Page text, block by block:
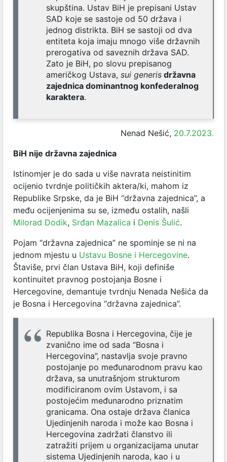
skupština. Ustav BiH je prepisani Ustav
SAD koje se sastoje od 50 država i
jednog distrikta. BiH se sastoji od dva
entiteta koja imaju mnogo više državnih
prerogativa od saveznih država SAD.
Zato je BiH, po slovu prepisanog
američkog Ustava, sui generis državna
zajednica dominantnog konfederalnog
karaktera.
Nenad Nešić, 20.7.2023.
BiH nije državna zajednica
Istinomjer je do sada u više navrata neistinitim
ocijenio tvrdnje političkih aktera/ki, mahom iz
Republike Srpske, da je BiH “državna zajednica”, a
među ocijenjenima su se, između ostalih, našli
Milorad Dodik, Srđan Mazalica i Denis Šulić.
Pojam “državna zajednica” ne spominje se ni na
jednom mjestu u Ustavu Bosne i Hercegovine.
Štaviše, prvi član Ustava BiH, koji definiše
kontinuitet pravnog postojanja Bosne i
Hercegovine, demantuje tvrdnju Nenada Nešića da
je Bosna i Hercegovina “državna zajednica”.
Republika Bosna i Hercegovina, čije je
zvanično ime od sada “Bosna i
Hercegovina”, nastavlja svoje pravno
postojanje po međunarodnom pravu kao
država, sa unutrašnjom strukturom
modificiranom ovim Ustavom, i sa
postojećim međunarodno priznatim
granicama. Ona ostaje država članica
Ujedinjenih naroda i može kao Bosna i
Hercegovina zadržati članstvo ili
zatražiti prijem u organizacijama unutar
sistema Ujedinjenih naroda, kao i u